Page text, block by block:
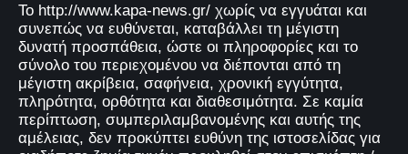
Το http://www.kapa-news.gr/ χωρίς να εγγυάται και
συνεπώς να ευθύνεται, καταβάλλει τη μέγιστη
δυνατή προσπάθεια, ώστε οι πληροφορίες και το
σύνολο του περιεχομένου να διέπονται από τη
μέγιστη ακρίβεια, σαφήνεια, χρονική εγγύτητα,
πληρότητα, ορθότητα και διαθεσιμότητα. Σε καμία
περίπτωση, συμπεριλαμβανομένης και αυτής της
αμέλειας, δεν προκύπτει ευθύνη της ιστοσελίδας για